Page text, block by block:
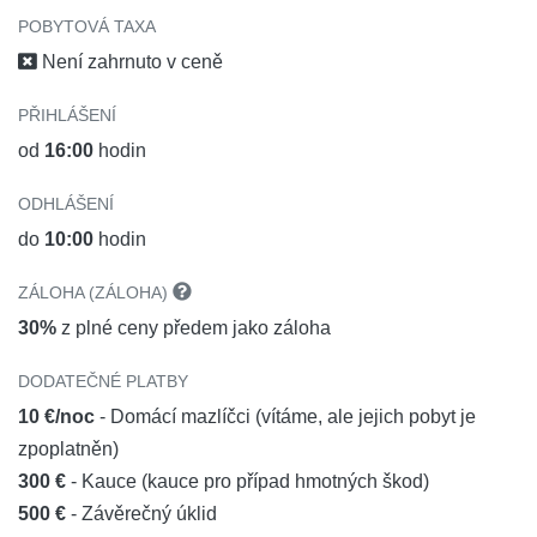
udělají dobrodružný pobyt v přírodě. Nenechte si ujít
návštěvu našich fenoménů, pevností a lomů. Určitě
návštěvu rozhodně stojí Pulské tunely, hrad a
Archeologické muzeum. Oblíbeným místem pro golfisty je
národní park Brijuni, kam se dostanete lodí z malého
se postarají různá zvířata, jízda na elektrických vozidlech a
kolech a prohlídka přírodních i umělých krás. Zvláštní
Jugoslávie.
POBYTOVÁ TAXA
Není zahrnuto v ceně
PŘIHLÁŠENÍ
od 16:00 hodin
ODHLÁŠENÍ
do 10:00 hodin
ZÁLOHA (ZÁLOHA)
30% z plné ceny předem jako záloha
DODATEČNÉ PLATBY
10 €/noc - Domácí mazlíčci (vítáme, ale jejich pobyt je
zpoplatněn)
300 € - Kauce (kauce pro případ hmotných škod)
500 € - Závěrečný úklid